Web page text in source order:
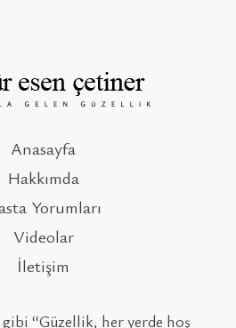
Anasayfa
Hakkımda
Yorumları
Videolar
İletişim
‘‘Güzellik, her yerde hoş